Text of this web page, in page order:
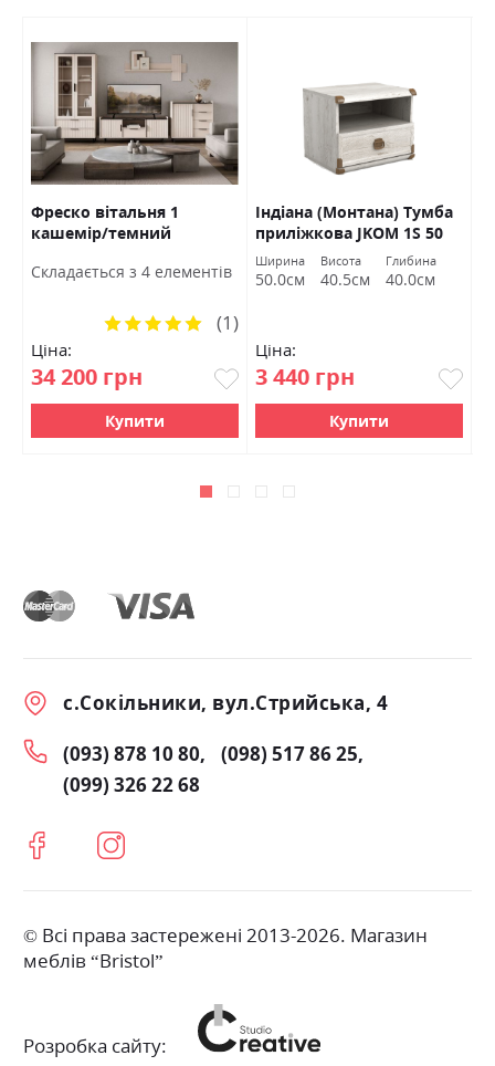
Фреско вітальня 1
кашемір/темний
Cкладається з 4 елементів
Ціна:
34 200 грн
Рейтинг:
(1)
Купити
Індіана (Монтана) Тумба
приліжкова JKOM 1S 50
сосна каньйон БРВ
Україна
Ширина
50.0см
Висота
40.5см
Глибина
40.0см
Ціна:
3 440 грн
Купити
с.Сокільники, вул.Стрийська, 4
(093) 878 10 80
(098) 517 86 25
(099) 326 22 68
© Всі права застережені 2013-2026. Магазин
меблів “Bristol”
Розробка сайту: